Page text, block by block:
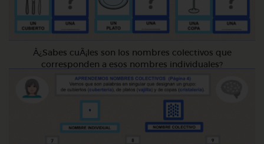
Â¿Sabes cuÃ¡les son los nombres colectivos que
corresponden a esos nombres individuales?